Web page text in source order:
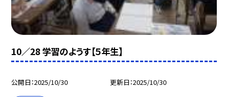
10／28 学習のようす【５年生】
公開日 2025/10/30 更新日 2025/10/30